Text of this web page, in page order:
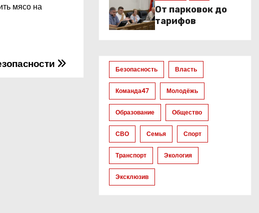
мясо на
От парковок до
тарифов
Безопасность Власть
Команда47 Молодёжь
Образование Общество
СВО Семья Спорт
Транспорт Экология
Эксклюзив